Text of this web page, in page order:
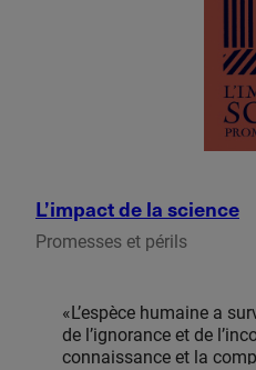
L’impact de la science
Promesses et périls
«L’espèce humaine a
de l’ignorance et de
connaissance et la